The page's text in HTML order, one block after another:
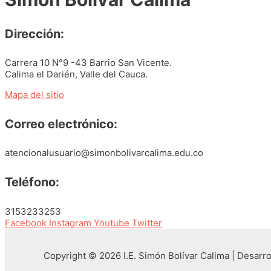
Dirección:
Carrera 10 N°9 -43 Barrio San Vicente.
Calima el Darién, Valle del Cauca.
Mapa del sitio
Correo electrónico:
atencionalusuario@simonbolivarcalima.edu.co
Teléfono:
3153233253
Facebook Instagram Youtube Twitter
Copyright © 2026 I.E. Simón Bolívar Calima |